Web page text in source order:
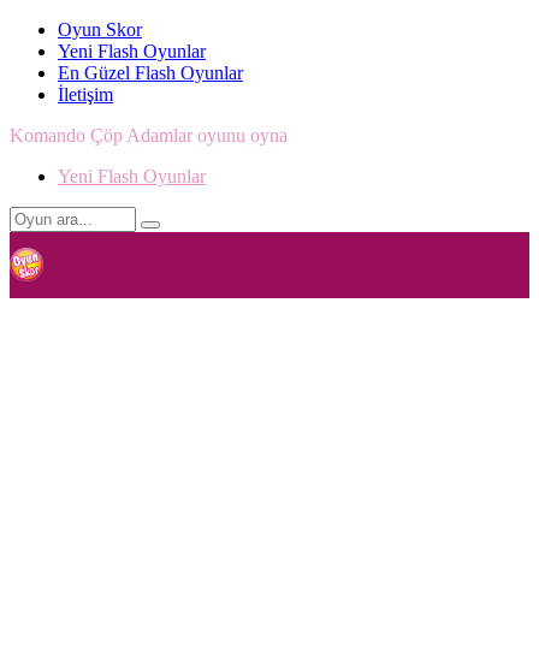
Oyun Skor
Yeni Flash Oyunlar
En Güzel Flash Oyunlar
İletişim
Komando Çöp Adamlar oyunu oyna
Yeni Flash Oyunlar